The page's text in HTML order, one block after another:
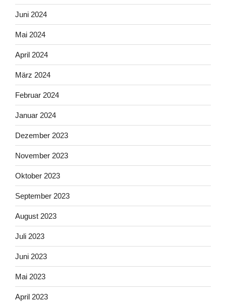
Juni 2024
Mai 2024
April 2024
März 2024
Februar 2024
Januar 2024
Dezember 2023
November 2023
Oktober 2023
September 2023
August 2023
Juli 2023
Juni 2023
Mai 2023
April 2023